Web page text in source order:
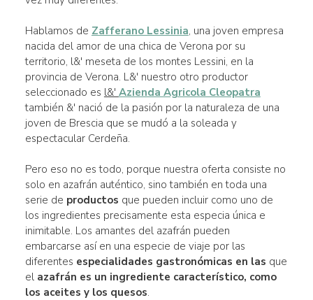
Hablamos de Zafferano Lessinia, una joven empresa
nacida del amor de una chica de Verona por su
territorio, l&' meseta de los montes Lessini, en la
provincia de Verona. L&' nuestro otro productor
seleccionado es l&' Azienda Agricola Cleopatra
también &' nació de la pasión por la naturaleza de una
joven de Brescia que se mudó a la soleada y
espectacular Cerdeña.
Pero eso no es todo, porque nuestra oferta consiste no
solo en azafrán auténtico, sino también en toda una
serie de productos que pueden incluir como uno de
los ingredientes precisamente esta especia única e
inimitable. Los amantes del azafrán pueden
embarcarse así en una especie de viaje por las
diferentes especialidades gastronómicas en las que
el azafrán es un ingrediente característico, como
los aceites y los quesos.